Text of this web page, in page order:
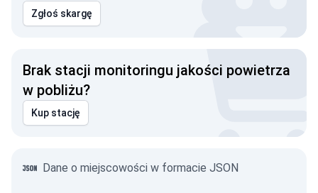
Zgłoś skargę
Brak stacji monitoringu jakości powietrza
w pobliżu?
Kup stację
Dane o miejscowości w formacie JSON